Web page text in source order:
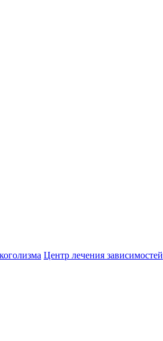
Центр лечения зависимостей